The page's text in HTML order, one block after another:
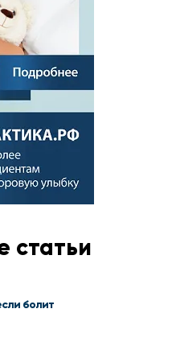
статьи
болит